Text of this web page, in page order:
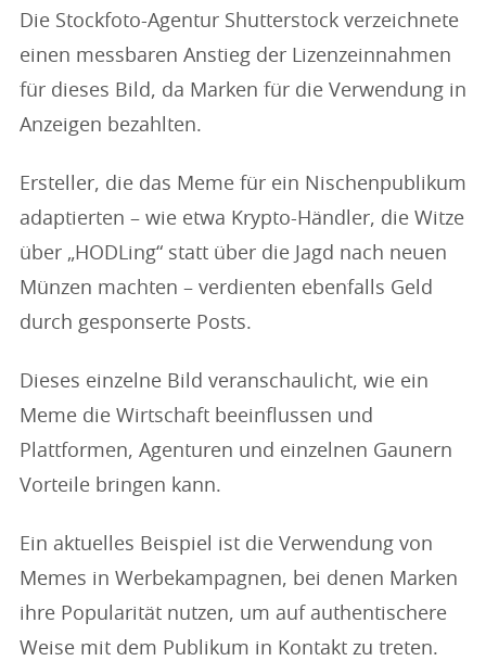
Die Stockfoto-Agentur Shutterstock verzeichnete
einen messbaren Anstieg der Lizenzeinnahmen
für dieses Bild, da Marken für die Verwendung in
Anzeigen bezahlten.
Ersteller, die das Meme für ein Nischenpublikum
adaptierten – wie etwa Krypto-Händler, die Witze
über „HODLing“ statt über die Jagd nach neuen
Münzen machten – verdienten ebenfalls Geld
durch gesponserte Posts.
Dieses einzelne Bild veranschaulicht, wie ein
Meme die Wirtschaft beeinflussen und
Plattformen, Agenturen und einzelnen Gaunern
Vorteile bringen kann.
Ein aktuelles Beispiel ist die Verwendung von
Memes in Werbekampagnen, bei denen Marken
ihre Popularität nutzen, um auf authentischere
Weise mit dem Publikum in Kontakt zu treten.